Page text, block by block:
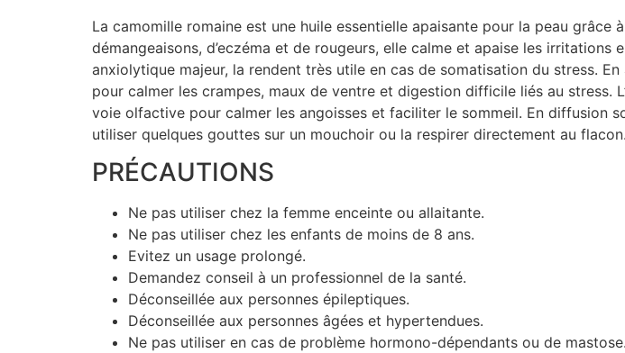
La camomille romaine est une huile essentielle apaisante pour la peau
démangeaisons, d’eczéma et de rougeurs, elle calme et apaise les
anxiolytique majeur, la rendent très utile en cas de somatisation du stress.
pour calmer les crampes, maux de ventre et digestion difficile liés au stress.
voie olfactive pour calmer les angoisses et faciliter le sommeil. En diffusion
utiliser quelques gouttes sur un mouchoir ou la respirer directement au flacon.
PRÉCAUTIONS
Ne pas utiliser chez la femme enceinte ou allaitante.
Ne pas utiliser chez les enfants de moins de 8 ans.
Evitez un usage prolongé.
Demandez conseil à un professionnel de la santé.
Déconseillée aux personnes épileptiques.
Déconseillée aux personnes âgées et hypertendues.
Ne pas utiliser en cas de problème hormono-dépendants ou de mastose.